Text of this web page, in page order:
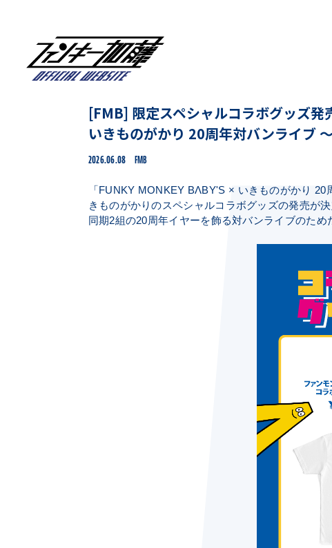
[FMB] 限定スペシャルコラボグッズ
いきものがかり 20周年対バンライブ
2026.06.08 FMB
「FUNKY MONKEY BΛBY'S × いきものがかり
きものがかりのスペシャルコラボグッズの発売が決
同期2組の20周年イヤーを飾る対バンライブのた